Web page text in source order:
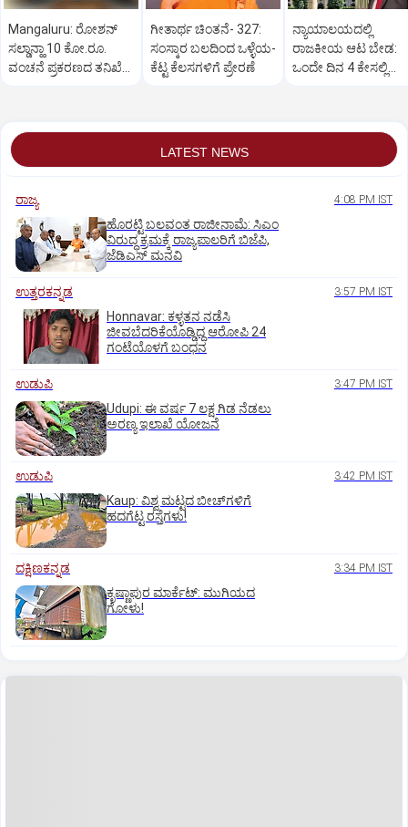
Mangaluru: ರೋಶನ್‌
ಸಲ್ಡಾನ್ಹಾ 10 ಕೋ.ರೂ.
ವಂಚನೆ ಪ್ರಕರಣದ ತನಿಖೆ
ಗೀತಾರ್ಥ ಚಿಂತನೆ- 327:
ಸಂಸ್ಕಾರ ಬಲದಿಂದ ಒಳ್ಳೆಯ-
ಕೆಟ್ಟ ಕೆಲಸಗಳಿಗೆ ಪ್ರೇರಣೆ
ನ್ಯಾಯಾಲಯದಲ್ಲಿ
ರಾಜಕೀಯ ಆಟ ಬೇಡ:
ಒಂದೇ ದಿನ 4 ಕೇಸಲ್ಲಿ
LATEST NEWS
ರಾಜ್ಯ 4:08 PM IST
ಹೊರಟ್ಟಿ ಬಲವಂತ ರಾಜೀನಾಮೆ: ಸಿಎಂ
ವಿರುದ್ಧ ಕ್ರಮಕ್ಕೆ ರಾಜ್ಯಪಾಲರಿಗೆ ಬಿಜೆಪಿ,
ಜೆಡಿಎಸ್ ಮನವಿ
ಉತ್ತರಕನ್ನಡ 3:57 PM IST
Honnavar: ಕಳ್ಳತನ ನಡೆಸಿ
ಜೀವಬೆದರಿಕೆಯೊಡ್ಡಿದ್ದ ಆರೋಪಿ 24
ಗಂಟೆಯೊಳಗೆ ಬಂಧನ
ಉಡುಪಿ 3:47 PM IST
Udupi: ಈ ವರ್ಷ 7 ಲಕ್ಷ ಗಿಡ ನೆಡಲು
ಅರಣ್ಯ ಇಲಾಖೆ ಯೋಜನೆ
ಉಡುಪಿ 3:42 PM IST
Kaup: ವಿಶ್ವ ಮಟ್ಟದ ಬೀಚ್‌ಗಳಿಗೆ
ಹದಗೆಟ್ಟ ರಸ್ತೆಗಳು!
ದಕ್ಷಿಣಕನ್ನಡ 3:34 PM IST
ಕೃಷ್ಣಾಪುರ ಮಾರ್ಕೆಟ್‌: ಮುಗಿಯದ
ಗೋಳು!